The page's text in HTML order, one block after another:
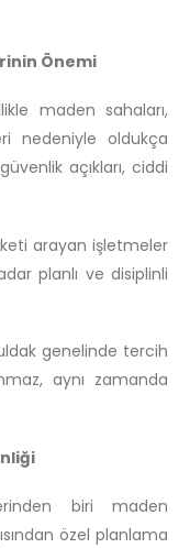
Önemi
maden sahaları,
nedeniyle oldukça
açıkları, ciddi
arayan işletmeler
planlı ve disiplinli
genelinde tercih
aynı zamanda
biri maden
özel planlama